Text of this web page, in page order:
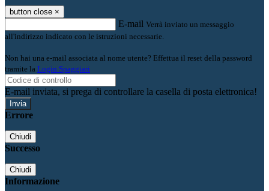
button close ×
E-mail Verrà inviato un messaggio
all'indirizzo indicato con le istruzioni necessarie.
Non hai una e-mail associata al nome utente? Effettua il reset della password
tramite la Login Spaggiari
E-mail inviata, si prega di controllare la casella di posta elettronica!
Errore
Chiudi
Successo
Chiudi
Informazione